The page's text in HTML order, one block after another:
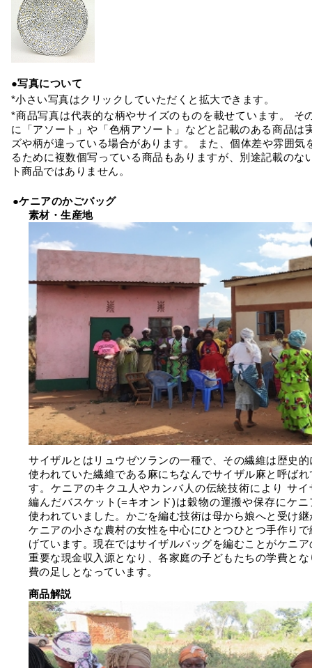
●写真について
*小さい写真はクリックしていただくと拡大できます。
*商品写真は代表的な柄やサイズのものを載せています。 そ
に「アソート」や「色柄アソート」などと記載のある商品は
ズや柄が違っている場合があります。 また、個体差や雰囲気
るために複数個写っている商品もありますが、別途記載のな
ト商品ではありません。
●ケニアのかごバッグ
素材・生産地
サイザルとはリュウゼツランの一種で、その繊維は歴史
使われていた繊維である麻にちなんでサイザル麻と呼ば
す。ケニアのキクユ人やカンバ人の伝統技術により サイ
編んだバスケット(=キオンド)は穀物の運搬や保存にケニ
使われていました。かごを編む技術は母から娘へと受け
ケニアの小さな農村の女性を中心にひとつひとつ手作り
げています。現在ではサイザルバッグを編むことがケニ
重要な現金収入源となり、各家庭の子どもたちの学費と
費の足しとなっています。
商品解説